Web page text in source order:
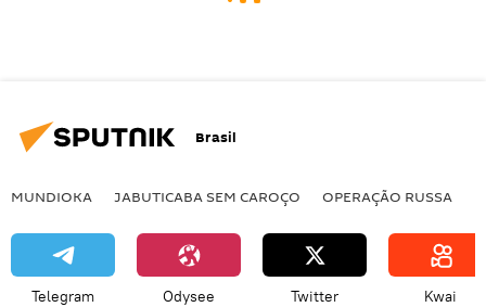
Brasil
MUNDIOKA JABUTICABA SEM CAROÇO OPERAÇÃO RUSSA
Telegram Odysee Twitter Kwai